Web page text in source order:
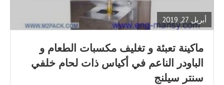
أبريل 27, 2019
POST
ماكينة تعبئة و تغليف مكسبات الطعام و
الباودر الناعم في أكياس ذات لحام خلفي
سنتر سيلنج